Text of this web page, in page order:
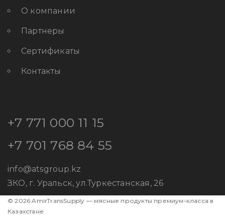
О компании
Партнеры
Сертификаты
Контакты
+7 771 000 11 15
+7 701 768 84 55
info@atsgroup.kz
ЗКО, г. Уральск, ул.Туркестанская, 26
© 2026 AmirTransSupply — мясные продукты премиум-класса в
Казахстане